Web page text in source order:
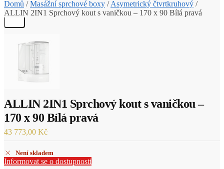
Domů /Masážní sprchové boxy /Asymetrický čtvrtkruhový /
ALLIN 2IN1 Sprchový kout s vaničkou – 170 x 90 Bílá pravá
ALLIN 2IN1 Sprchový kout s vaničkou –
170 x 90 Bílá pravá
43 773,00 Kč
Není skladem
Informovat se o dostupnosti